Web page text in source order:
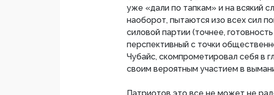
уже «дали по тапкам» и на всякий
наоборот, пытаются изо всех сил
силовой партии (точнее,
перспективный с точки
Чубайс, скомпрометировал себя в
своим вероятным участием в